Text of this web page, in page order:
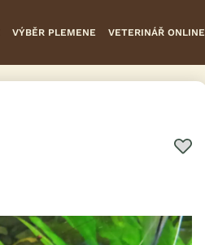
VÝBĚR PLEMENE VETERINÁŘ ONLINE